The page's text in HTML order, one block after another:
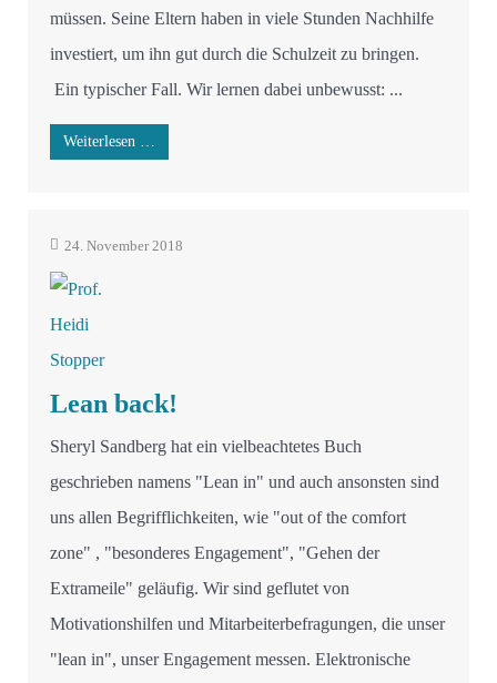
müssen. Seine Eltern haben in viele Stunden Nachhilfe
investiert, um ihn gut durch die Schulzeit zu bringen.
Ein typischer Fall. Wir lernen dabei unbewusst: ...
Weiterlesen …
24. November 2018
Lean back!
Sheryl Sandberg hat ein vielbeachtetes Buch
geschrieben namens "Lean in" und auch ansonsten sind
uns allen Begrifflichkeiten, wie "out of the comfort
zone" , "besonderes Engagement", "Gehen der
Extrameile" geläufig. Wir sind geflutet von
Motivationshilfen und Mitarbeiterbefragungen, die unser
"lean in", unser Engagement messen. Elektronische